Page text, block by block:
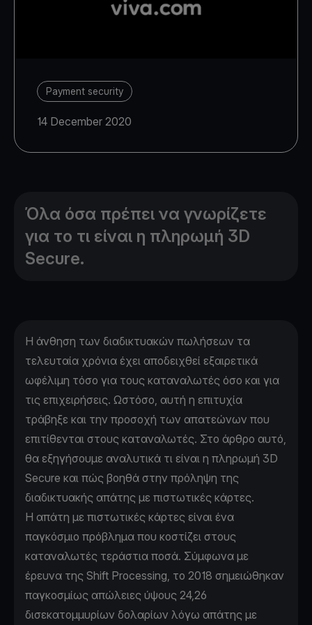
Payment security
14 December 2020
Όλα όσα πρέπει να γνωρίζετε
για το τι είναι η πληρωμή 3D
Secure.
Η άνθηση των διαδικτυακών πωλήσεων τα
τελευταία χρόνια έχει αποδειχθεί εξαιρετικά
ωφέλιμη τόσο για τους καταναλωτές όσο και για
τις επιχειρήσεις. Ωστόσο, αυτή η επιτυχία
τράβηξε και την προσοχή των απατεώνων που
επιτίθενται στους καταναλωτές. Στο άρθρο αυτό,
θα εξηγήσουμε αναλυτικά τι είναι η πληρωμή 3D
Secure και πώς βοηθά στην πρόληψη της
διαδικτυακής απάτης με πιστωτικές κάρτες.
Η απάτη με πιστωτικές κάρτες είναι ένα
παγκόσμιο πρόβλημα που κοστίζει στους
καταναλωτές τεράστια ποσά. Σύμφωνα με
έρευνα της Shift Processing, το 2018 σημειώθηκαν
παγκοσμίως απώλειες ύψους 24,26
δισεκατομμυρίων δολαρίων λόγω απάτης με